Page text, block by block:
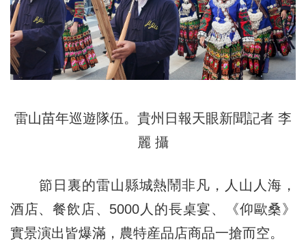
雷山苗年巡遊隊伍。貴州日報天眼新聞記者 李
麗 攝
節日裏的雷山縣城熱鬧非凡，人山人海，
酒店、餐飲店、5000人的長桌宴、《仰歐桑》
實景演出皆爆滿，農特産品店商品一搶而空。